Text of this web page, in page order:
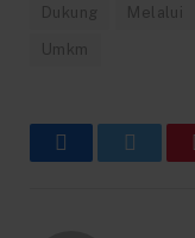
Dukung Melalui
Umkm
FacebookTwitter